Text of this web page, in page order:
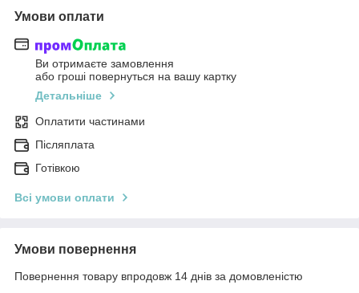
Умови оплати
Ви отримаєте замовлення
або гроші повернуться на вашу картку
Детальніше
Оплатити частинами
Післяплата
Готівкою
Всі умови оплати
Умови повернення
Повернення товару впродовж 14 днів за домовленістю